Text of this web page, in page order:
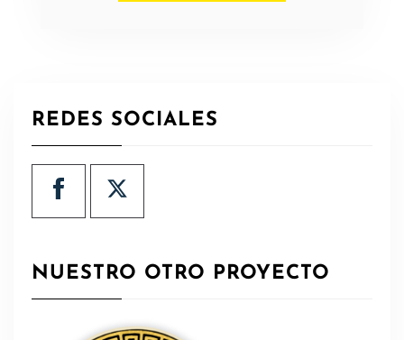
REDES SOCIALES
NUESTRO OTRO PROYECTO